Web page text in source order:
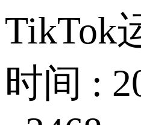
TikTok
时间 :